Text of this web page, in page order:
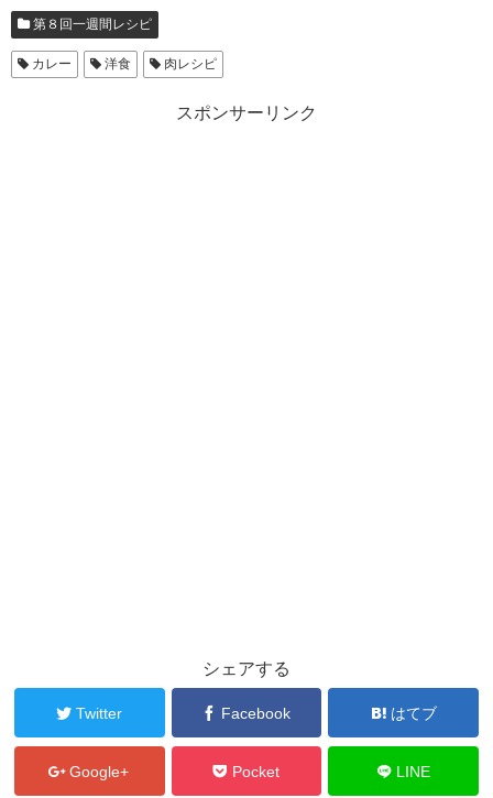
第８回一週間レシピ
カレー 洋食 肉レシピ
スポンサーリンク
シェアする
Twitter Facebook はてブ
Google+ Pocket LINE